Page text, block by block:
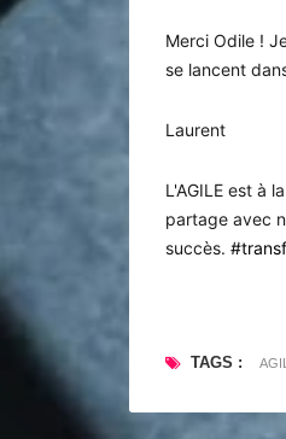
Merci Odile !
se lancent
Laurent
L'AGILE est à
partage avec
succès.
TAGS :